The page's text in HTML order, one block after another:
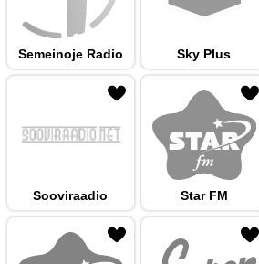
Semeinoje Radio Sky Plus
Sooviraadio Star FM